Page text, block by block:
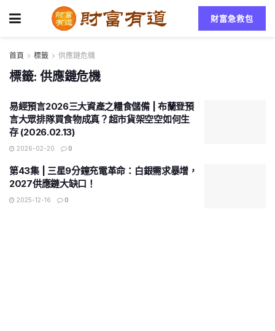
財富急救包
首頁 標籤 供應鏈危機
標籤:供應鏈危機
易經預言2026三大資產之糧食儲備 | 布蘭登預
言大眾排隊買食物成真？超市貨架空空如何生
存 (2026.02.13)
2026-02-20 0
第43集 | 三星9分鐘充電革命：白銀需求暴增，
2027供應鏈大缺口！
2025-12-16 0